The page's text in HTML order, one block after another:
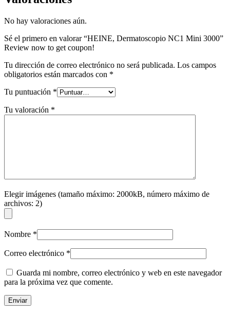
No hay valoraciones aún.
Sé el primero en valorar “HEINE, Dermatoscopio NC1 Mini 3000”
Review now to get coupon!
Tu dirección de correo electrónico no será publicada. Los campos
obligatorios están marcados con *
Tu puntuación *
Tu valoración *
Elegir imágenes (tamaño máximo: 2000kB, número máximo de
archivos: 2)
Nombre *
Correo electrónico *
Guarda mi nombre, correo electrónico y web en este navegador
para la próxima vez que comente.